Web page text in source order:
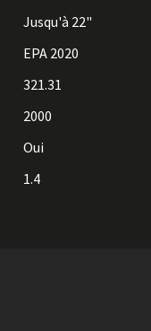
Jusqu'à 22"
EPA 2020
321.31
2000
Oui
1.4